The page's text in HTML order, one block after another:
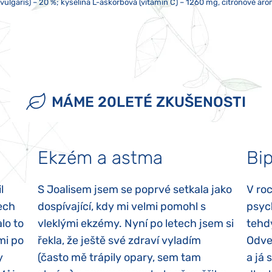
– 20 %; kyselina L-askorbová (vitamin C) – 1260 mg, citronové
5 ml, dospělí 2–3x denně 5 ml. K dávkování použijte přiloženou lžičku,
a po užití sirupu nejíst, nepít čaj, kávu ani jiné aromatizované nápoje,
lžičku. Pokud užíváte současně více přípravků Joalis, je nutné mezi
neměl být vystaven přímému slunečnímu záření ani silnému
trouby, lednice, televize, mobilního telefonu apod. Po odebrání
ženám. Není určeno jako náhrada pestré a vyvážené stravy.
MÁME 20LETÉ ZKUŠENOSTI
to
po
Ekzém a astma
S Joalisem jsem se poprvé setkala jako
dospívající, kdy mi velmi pomohl s
vleklými ekzémy. Nyní po letech jsem si
řekla, že ještě své zdraví vyladím
(často mě trápily opary, sem tam
V
a já